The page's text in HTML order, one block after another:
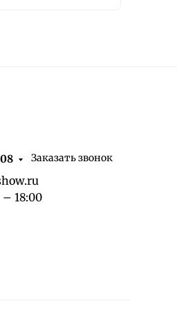
Заказать звонок
18:00